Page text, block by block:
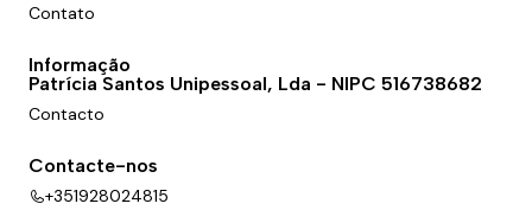
Contato
Informação
Patrícia Santos Unipessoal, Lda - NIPC 516738682
Contacto
Contacte-nos
+351928024815